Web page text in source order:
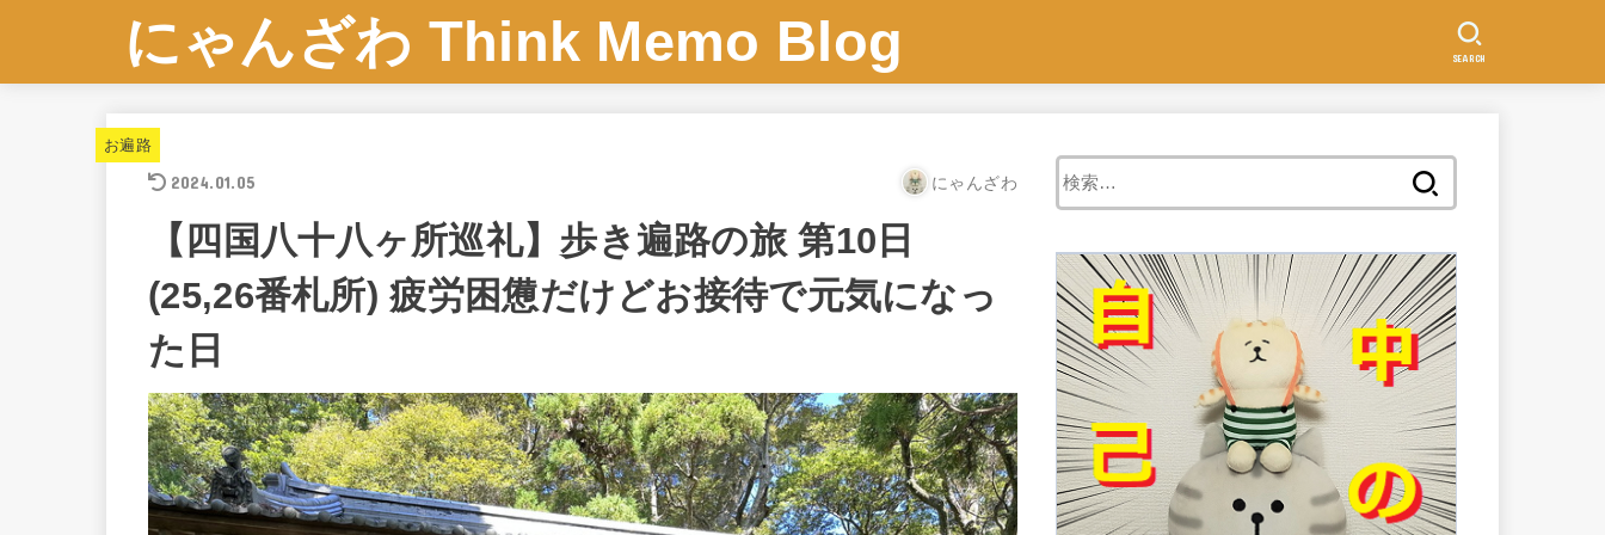
にゃんざわ Think Memo Blog SEARCH
お遍路
2024.01.05 にゃんざわ
【四国八十八ヶ所巡礼】歩き遍路の旅 第10日
(25,26番札所) 疲労困憊だけどお接待で元気になっ
た日